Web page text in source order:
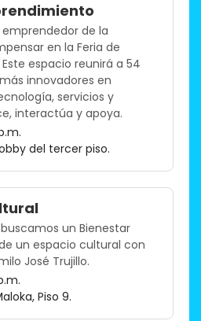
de la
en la Feria de
espacio reunirá a 54
innovadores en
servicios y
interactúa y apoya.​
del tercer piso.​
un Bienestar
un espacio cultural con
José Trujillo.​
Piso 9.